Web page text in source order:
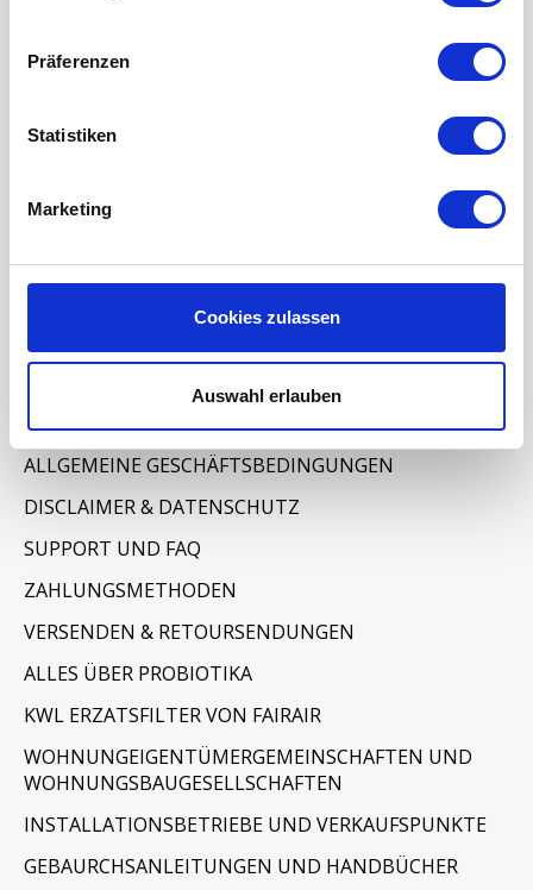
Präferenzen
Statistiken
Marketing
Cookies zulassen
Auswahl erlauben
Wartung der Lüftungsanlage
Mein Konto
Meine Bestellungen
Meine Nachrichten (Tickets)
IMPRESSUM
ALLGEMEINE GESCHÄFTSBEDINGUNGEN
DISCLAIMER & DATENSCHUTZ
SUPPORT UND FAQ
ZAHLUNGSMETHODEN
VERSENDEN & RETOURSENDUNGEN
ALLES ÜBER PROBIOTIKA
KWL ERZATSFILTER VON FAIRAIR
WOHNUNGEIGENTÜMERGEMEINSCHAFTEN UND
WOHNUNGSBAUGESELLSCHAFTEN
INSTALLATIONSBETRIEBE UND VERKAUFSPUNKTE
GEBAURCHSANLEITUNGEN UND HANDBÜCHER